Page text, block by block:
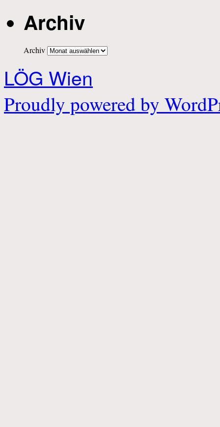
Archiv
Archiv
LÖG Wien
Proudly powered by